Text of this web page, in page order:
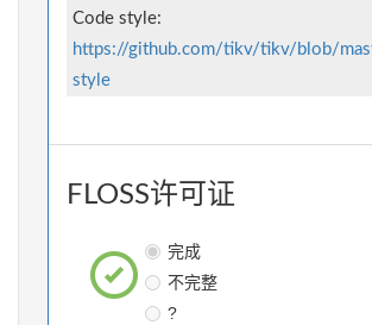
Code style:
https://github.com/tikv/tikv/blob/
style
FLOSS许可证
完成
不完整
?